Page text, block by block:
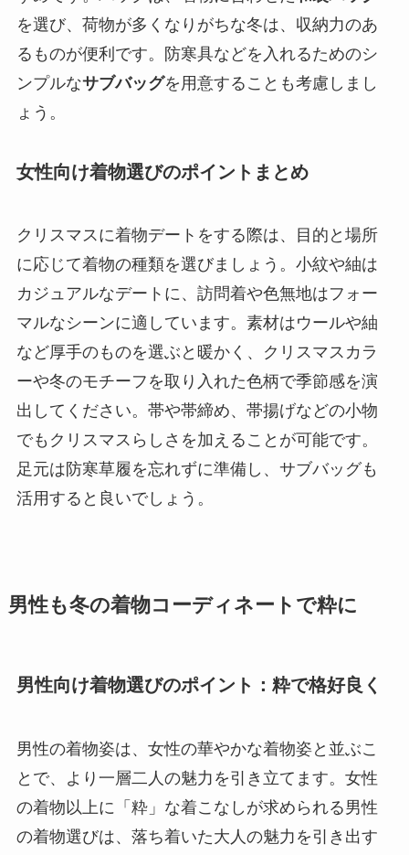
を選び、荷物が多くなりがちな冬は、収納力のあ
るものが便利です。防寒具などを入れるためのシ
ンプルなサブバッグを用意することも考慮しまし
ょう。
女性向け着物選びのポイントまとめ
クリスマスに着物デートをする際は、目的と場所
に応じて着物の種類を選びましょう。小紋や紬は
カジュアルなデートに、訪問着や色無地はフォー
マルなシーンに適しています。素材はウールや紬
など厚手のものを選ぶと暖かく、クリスマスカラ
ーや冬のモチーフを取り入れた色柄で季節感を演
出してください。帯や帯締め、帯揚げなどの小物
でもクリスマスらしさを加えることが可能です。
足元は防寒草履を忘れずに準備し、サブバッグも
活用すると良いでしょう。
男性も冬の着物コーディネートで粋に
男性向け着物選びのポイント：粋で格好良く
男性の着物姿は、女性の華やかな着物姿と並ぶこ
とで、より一層二人の魅力を引き立てます。女性
の着物以上に「粋」な着こなしが求められる男性
の着物選びは、落ち着いた大人の魅力を引き出す